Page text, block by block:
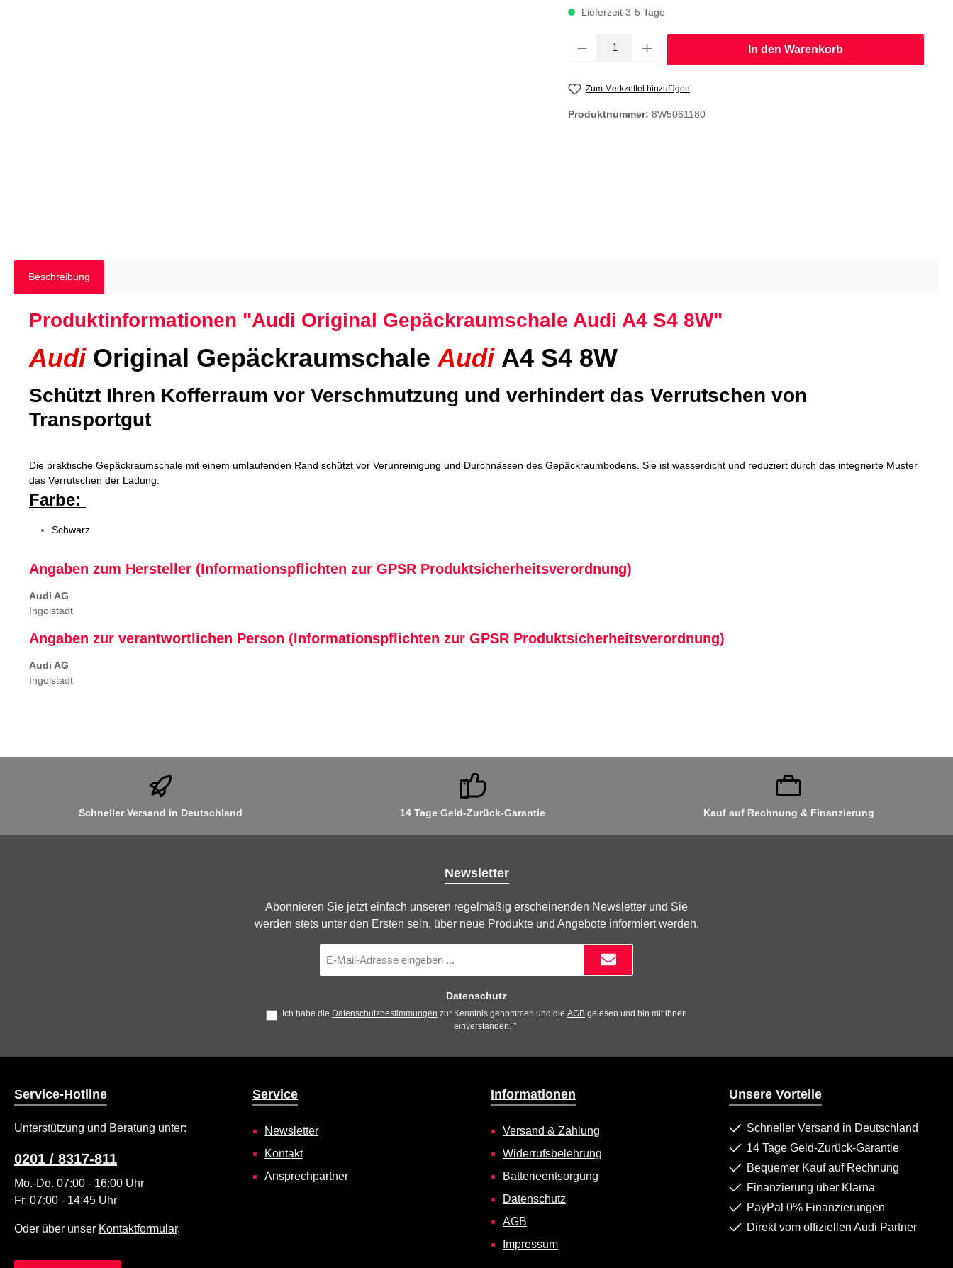
Lieferzeit 3-5 Tage
In den Warenkorb
Zum Merkzettel hinzufügen
Produktnummer: 8W5061180
Beschreibung
Produktinformationen "Audi Original Gepäckraumschale Audi A4 S4 8W"
Audi Original Gepäckraumschale Audi A4 S4 8W
Schützt Ihren Kofferraum vor Verschmutzung und verhindert das Verrutschen von
Transportgut
Die praktische Gepäckraumschale mit einem umlaufenden Rand schützt vor Verunreinigung und Durchnässen des Gepäckraumbodens. Sie ist wasserdicht und reduziert durch das integrierte Muster
das Verrutschen der Ladung.
Farbe:
Schwarz
Angaben zum Hersteller (Informationspflichten zur GPSR Produktsicherheitsverordnung)
Audi AG
Ingolstadt
Angaben zur verantwortlichen Person (Informationspflichten zur GPSR Produktsicherheitsverordnung)
Audi AG
Ingolstadt
Schneller Versand in Deutschland 14 Tage Geld-Zurück-Garantie Kauf auf Rechnung & Finanzierung
Newsletter
Abonnieren Sie jetzt einfach unseren regelmäßig erscheinenden Newsletter und Sie
werden stets unter den Ersten sein, über neue Produkte und Angebote informiert werden.
Mail-
Datenschutz
Ich habe die Datenschutzbestimmungen zur Kenntnis genommen und die AGB gelesen und bin mit ihnen
einverstanden. *
Service-Hotline
Unterstützung und Beratung unter:
0201 / 8317-811
Mo.-Do. 07:00 - 16:00 Uhr
Fr. 07:00 - 14:45 Uhr
Oder über unser Kontaktformular.
Service
Newsletter
Kontakt
Ansprechpartner
Informationen
Versand & Zahlung
Widerrufsbelehrung
Batterieentsorgung
Datenschutz
AGB
Impressum
Unsere Vorteile
Schneller Versand in Deutschland
14 Tage Geld-Zurück-Garantie
Bequemer Kauf auf Rechnung
Finanzierung über Klarna
PayPal 0% Finanzierungen
Direkt vom offiziellen Audi Partner